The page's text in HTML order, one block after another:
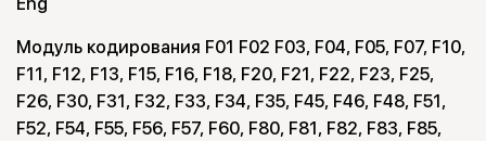
Модуль кодирования F01 F02 F03, F04, F05, F07, F10,
F11, F12, F13, F15, F16, F18, F20, F21, F22, F23, F25,
F26, F30, F31, F32, F33, F34, F35, F45, F46, F48, F51,
F52, F54, F55, F56, F57, F60, F80, F81, F82, F83, F85,